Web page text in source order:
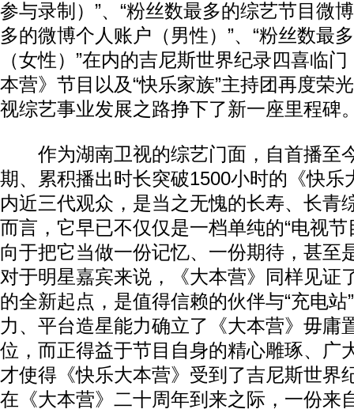
参与录制）”、“粉丝数最多的综艺节目微
多的微博个人账户（男性）”、“粉丝数最
（女性）”在内的吉尼斯世界纪录四喜临
本营》节目以及“快乐家族”主持团再度荣
视综艺事业发展之路挣下了新一座里程碑
作为湖南卫视的综艺门面，自首播至
期、累积播出时长突破1500小时的《快乐
内近三代观众，是当之无愧的长寿、长青
而言，它早已不仅仅是一档单纯的“电视节
向于把它当做一份记忆、一份期待，甚至
对于明星嘉宾来说，《大本营》同样见证
的全新起点，是值得信赖的伙伴与“充电站
力、平台造星能力确立了《大本营》毋庸
位，而正得益于节目自身的精心雕琢、广
才使得《快乐大本营》受到了吉尼斯世界
在《大本营》二十周年到来之际，一份来